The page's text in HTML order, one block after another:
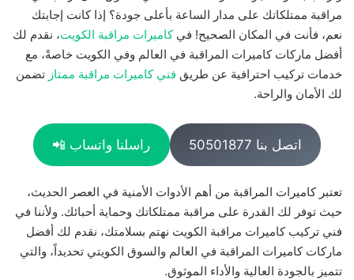
مراقبة ممتلكاتك على مدار الساعة بأعلى جودة؟ إذا كانت إجابتك
نعم، فأنت في المكان الصحيح! فيكاميرات مراقبة الكويت، نقدم لك
أفضل ماركات كاميرات المراقبة في العالم وفي الكويت خاصةً، مع
خدمات تركيب احترافية عن طريق فني كاميرات مراقبة ممتاز تضمن
لك الأمان والراحة.
اتصل بنا 50501877 راسلنا واتساب 📲
تعتبر كاميرات المراقبة من أهم الأدوات الأمنية في العصر الحديث،
حيث توفر لك القدرة على مراقبة ممتلكاتك وحماية أحبائك. ولأننا في
فني تركيب كاميرات مراقبة الكويت نهتم بسلامتك، نقدم لك أفضل
ماركات كاميرات المراقبة في العالم والسوق الكويتي تحديداً، والتي
تتميز بالجودة العالية والأداء الموثوق.